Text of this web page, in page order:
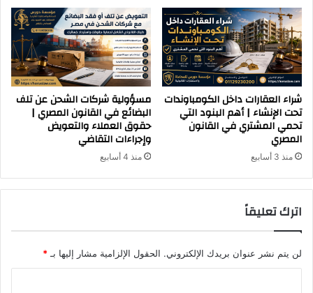
شراء العقارات داخل الكومباوندات
تحت الإنشاء | أهم البنود التي
تحمي المشتري في القانون
المصري
منذ 3 أسابيع
مسؤولية شركات الشحن عن تلف
البضائع في القانون المصري |
حقوق العملاء والتعويض
وإجراءات التقاضي
منذ 4 أسابيع
اترك تعليقاً
لن يتم نشر عنوان بريدك الإلكتروني. الحقول الإلزامية مشار إليها بـ *